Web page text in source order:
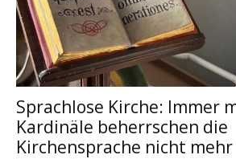
Sprachlose Kirche: Immer
Kardinäle beherrschen die
Kirchensprache nicht mehr